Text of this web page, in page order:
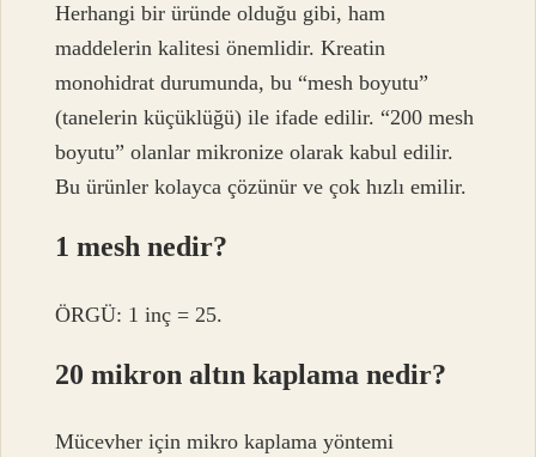
Herhangi bir üründe olduğu gibi, ham
maddelerin kalitesi önemlidir. Kreatin
monohidrat durumunda, bu “mesh boyutu”
(tanelerin küçüklüğü) ile ifade edilir. “200 mesh
boyutu” olanlar mikronize olarak kabul edilir.
Bu ürünler kolayca çözünür ve çok hızlı emilir.
1 mesh nedir?
ÖRGÜ: 1 inç = 25.
20 mikron altın kaplama nedir?
Mücevher için mikro kaplama yöntemi